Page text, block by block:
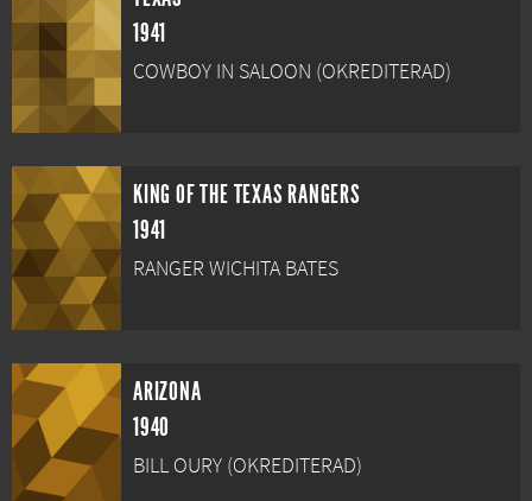
1941
COWBOY IN SALOON (OKREDITERAD)
KING OF THE TEXAS RANGERS
1941
RANGER WICHITA BATES
ARIZONA
1940
BILL OURY (OKREDITERAD)